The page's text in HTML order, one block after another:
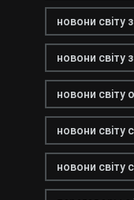
новони світу
новони світу
новони світу
новони світу
новони світу